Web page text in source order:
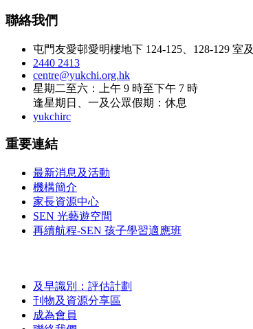
聯絡我們
屯門友愛邨愛明樓地下 124-125、128-129 室
2440 2413
centre@yukchi.org.hk
星期二至六：上午 9 時至下午 7 時
逢星期日、一及公眾假期：休息
yukchirc
重要連結
最新消息及活動
機構簡介
家長資源中心
SEN 光藝遊空間
再續航程-SEN 孩子學習適應班
及早識別：評估計劃
刊物及資源分享區
成為會員